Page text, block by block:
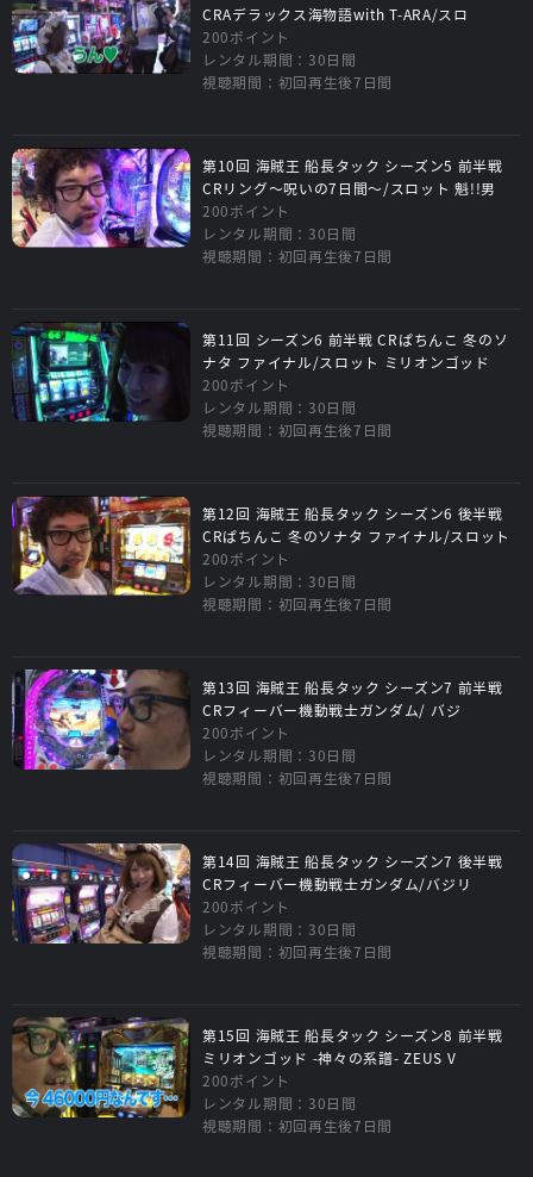
CRAデラックス海物語with T-ARA/スロ
200ポイント
レンタル期間：30日間
視聴期間：初回再生後7日間
第10回 海賊王 船長タック シーズン5 前半戦
CRリング～呪いの7日間～/スロット 魁!!男
200ポイント
レンタル期間：30日間
視聴期間：初回再生後7日間
第11回 シーズン6 前半戦 CRぱちんこ 冬のソ
ナタ ファイナル/スロット ミリオンゴッド
200ポイント
レンタル期間：30日間
視聴期間：初回再生後7日間
第12回 海賊王 船長タック シーズン6 後半戦
CRぱちんこ 冬のソナタ ファイナル/スロット
200ポイント
レンタル期間：30日間
視聴期間：初回再生後7日間
第13回 海賊王 船長タック シーズン7 前半戦
CRフィーバー機動戦士ガンダム/ バジ
200ポイント
レンタル期間：30日間
視聴期間：初回再生後7日間
第14回 海賊王 船長タック シーズン7 後半戦
CRフィーバー機動戦士ガンダム/バジリ
200ポイント
レンタル期間：30日間
視聴期間：初回再生後7日間
第15回 海賊王 船長タック シーズン8 前半戦
ミリオンゴッド -神々の系譜- ZEUS V
200ポイント
レンタル期間：30日間
視聴期間：初回再生後7日間